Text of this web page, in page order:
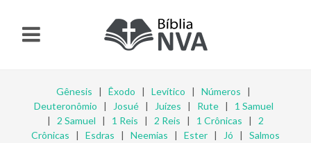
Gênesis | Êxodo | Levítico | Números |
Deuteronômio | Josué| Juízes | Rute| 1 Samuel
| 2 Samuel | 1 Reis | 2 Reis | 1 Crônicas | 2
Crônicas | Esdras | Neemias | Ester | Jó | Salmos